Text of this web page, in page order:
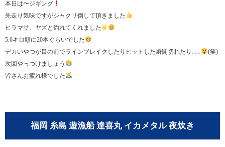
本日は〜ジギング
先走り気味ですがシャクリ倒して頂きました
ヒラマサ、ヤズと釣れてくれました
5.6キロ頭に20本ぐらいでした
デカいやつが目の前でラインブレイクしたりヒットした瞬間切れたり､､､
(笑)
次回やっつけましょう
皆さんお疲れ様でした
福岡 糸島 遊漁船 達喜丸 イカメタル 夜炊き